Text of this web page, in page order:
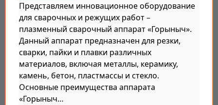
Представляем инновационное оборудование
для сварочных и режущих работ –
плазменный сварочный аппарат «Горыныч».
Данный аппарат предназначен для резки,
сварки, пайки и плавки различных
материалов, включая металлы, керамику,
камень, бетон, пластмассы и стекло.
Основные преимущества аппарата
«Горыныч…